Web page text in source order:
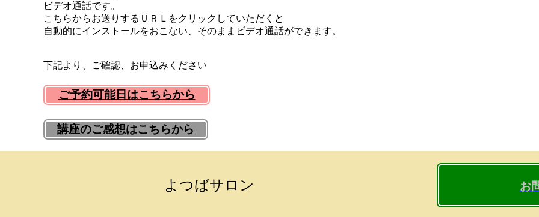
ビデオ通話です。
こちらからお送りするＵＲＬをクリックしていただくと
自動的にインストールをおこない、 そのままビデオ通話ができます。
下記より、ご確認、お申込みください
ご予約可能日はこちらから
講座のご感想はこちらから
よつばサロン お